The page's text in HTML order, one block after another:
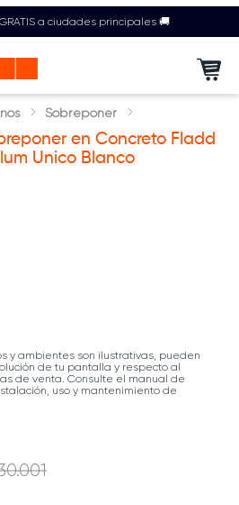
a ciudades principales 🚚
Sobreponer
en Concreto Fladd
Unico Blanco
y ambientes son ilustrativas, pueden
de tu pantalla y respecto al
de venta. Consulte el manual de
uso y mantenimiento de
.001